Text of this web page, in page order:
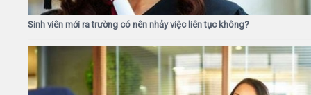
Sinh viên mới ra trường có nên nhảy việc liên tục không?